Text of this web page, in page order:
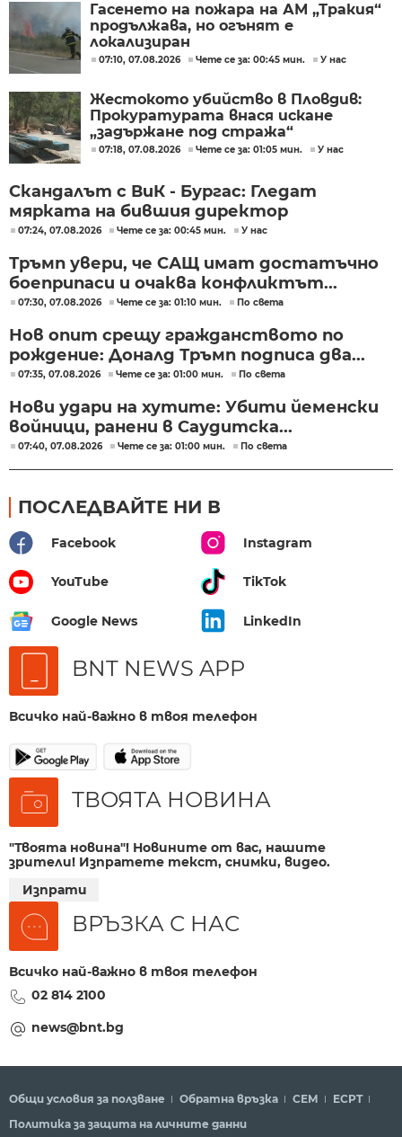
Гасенето на пожара на АМ „Тракия“
продължава, но огънят е
локализиран
07:10, 07.08.2026 Чете се за: 00:45 мин. У нас
Жестокото убийство в Пловдив:
Прокуратурата внася искане
„задържане под стража“
07:18, 07.08.2026 Чете се за: 01:05 мин. У нас
Скандалът с ВиК - Бургас: Гледат
мярката на бившия директор
07:24, 07.08.2026 Чете се за: 00:45 мин. У нас
Тръмп увери, че САЩ имат достатъчно
боеприпаси и очаква конфликтът...
07:30, 07.08.2026 Чете се за: 01:10 мин. По света
Нов опит срещу гражданството по
рождение: Доналд Тръмп подписа два...
07:35, 07.08.2026 Чете се за: 01:00 мин. По света
Нови удари на хутите: Убити йеменски
войници, ранени в Саудитска...
07:40, 07.08.2026 Чете се за: 01:00 мин. По света
ПОСЛЕДВАЙТЕ НИ В
Facebook Instagram
YouTube TikTok
Google News LinkedIn
BNT NEWS APP
Всичко най-важно в твоя телефон
ТВОЯТА НОВИНА
"Твоята новина"! Новините от вас, нашите
зрители! Изпратете текст, снимки, видео.
Изпрати
ВРЪЗКА С НАС
Всичко най-важно в твоя телефон
02 814 2100
news@bnt.bg
Общи условия за ползване Обратна връзка СЕМ
ECPT
Политика за защита на личните данни